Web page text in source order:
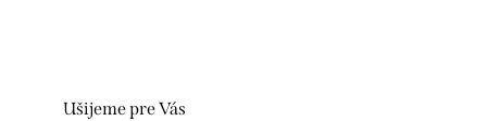
Ušijeme pre Vás